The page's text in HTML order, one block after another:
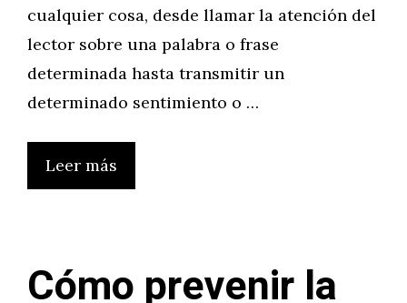
cualquier cosa, desde llamar la atención del
lector sobre una palabra o frase
determinada hasta transmitir un
determinado sentimiento o …
Leer más
Cómo prevenir la